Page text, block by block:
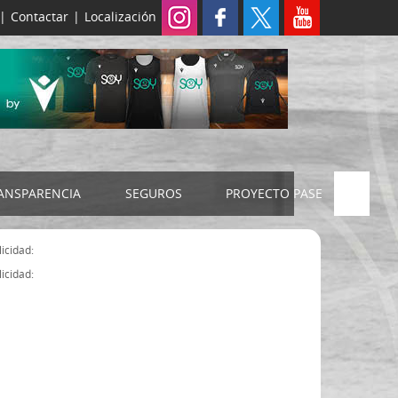
| Contactar | Localización
2024
SEGUROS
SEGURO JUDEX
PROYECTO PASE